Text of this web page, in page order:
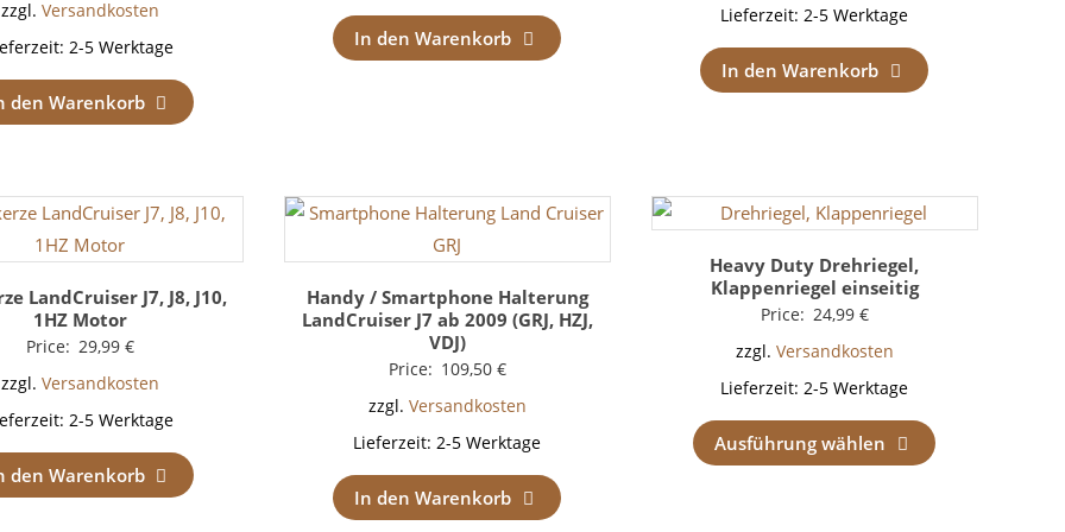
zzgl. Versandkosten
2-5 Werktage
den Warenkorb
In den Warenkorb
Lieferzeit:2-5 Werktage
In den Warenkorb
LandCruiser J7, J8, J10,
1HZ Motor
Price: 29,99 €
zzgl. Versandkosten
2-5 Werktage
den Warenkorb
Handy / Smartphone Halterung
LandCruiser J7 ab 2009 (GRJ, HZJ,
VDJ)
Price: 109,50 €
zzgl. Versandkosten
Lieferzeit:2-5 Werktage
In den Warenkorb
Heavy Duty Drehriegel,
Klappenriegel einseitig
Price: 24,99 €
zzgl. Versandkosten
Lieferzeit:2-5 Werktage
Ausführung wählen